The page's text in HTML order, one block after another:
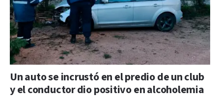
Un auto se incrustó en el predio de un club
y el conductor dio positivo en alcoholemia